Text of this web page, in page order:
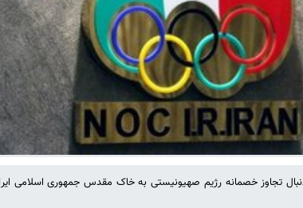
تجاوز خصمانه رژیم صهیونیستی به خاک مقدس جمهوری اسلامی